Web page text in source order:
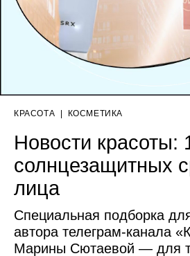
КРАСОТА КОСМЕТИКА
Новости красоты:
солнцезащитных
лица
Специальная подборка
автора телеграм-канала
Марины Сютаевой — для